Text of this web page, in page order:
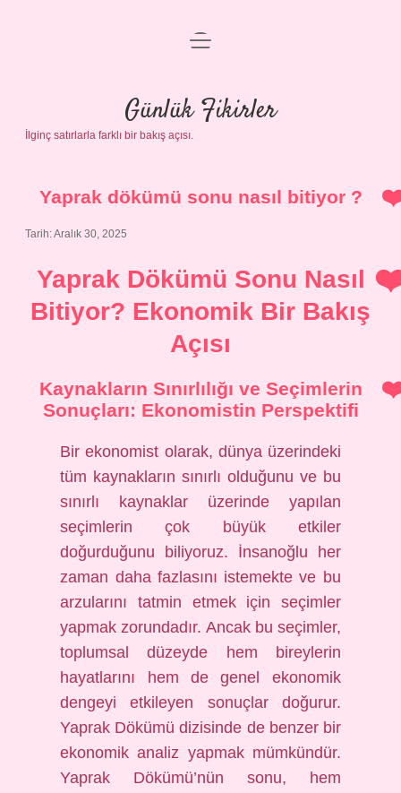
Anasayfa
Gizlilik Politikası
Yasal Uyarı
menüyü
Günlük Fikirler
İlginç satırlarla farklı bir bakış açısı.
Yaprak dökümü sonu nasıl bitiyor ?
Tarih: Aralık 30, 2025
Yaprak Dökümü Sonu Nasıl
Bitiyor? Ekonomik Bir Bakış
Açısı
Kaynakların Sınırlılığı ve Seçimlerin
Sonuçları: Ekonomistin Perspektifi
Bir ekonomist olarak, dünya üzerindeki
tüm kaynakların sınırlı olduğunu ve bu
sınırlı kaynaklar üzerinde yapılan
seçimlerin çok büyük etkiler
doğurduğunu biliyoruz. İnsanoğlu her
zaman daha fazlasını istemekte ve bu
arzularını tatmin etmek için seçimler
yapmak zorundadır. Ancak bu seçimler,
toplumsal düzeyde hem bireylerin
hayatlarını hem de genel ekonomik
dengeyi etkileyen sonuçlar doğurur.
Yaprak Dökümü dizisinde de benzer bir
ekonomik analiz yapmak mümkündür.
Yaprak Dökümü’nün sonu, hem